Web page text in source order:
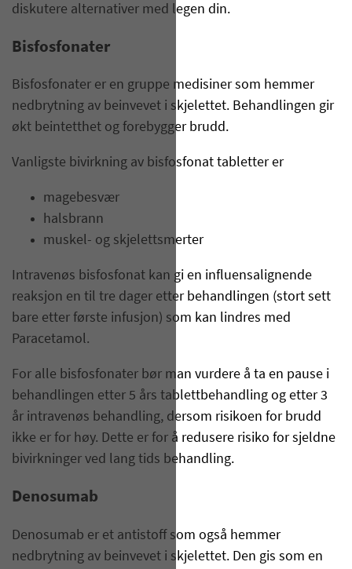
diskutere alternativer med legen din.
Bisfosfonater
Bisfosfonater er en gruppe medisiner som hemmer
nedbrytning av beinvevet i skjelettet. Behandlingen gir
økt beintetthet og forebygger brudd.
Vanligste bivirkning av bisfosfonat tabletter er
magebesvær
halsbrann
muskel- og skjelettsmerter
Intravenøs bisfosfonat kan gi en influensalignende
reaksjon en til tre dager etter behandlingen (stort sett
bare etter første infusjon) som kan lindres med
Paracetamol.
For alle bisfosfonater bør man vurdere å ta en pause i
behandlingen etter 5 års tablettbehandling og etter 3
år intravenøs behandling, dersom risikoen for brudd
ikke er for høy. Dette er for å redusere risiko for sjeldne
bivirkninger ved lang tids behandling.
Denosumab
Denosumab er et antistoff som også hemmer
nedbrytning av beinvevet i skjelettet. Den gis som en